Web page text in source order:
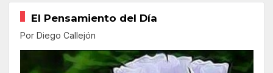
El Pensamiento del Día
Por Diego Callejón